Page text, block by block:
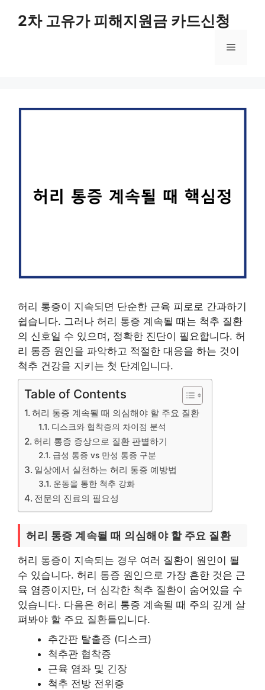
2차 고유가 피해지원금 카드신청
메
허리 통증이 지속되면 단순한 근육 피로로 간과하기
쉽습니다. 그러나 허리 통증 계속될 때는 척추 질환
의 신호일 수 있으며, 정확한 진단이 필요합니다. 허
리 통증 원인을 파악하고 적절한 대응을 하는 것이
척추 건강을 지키는 첫 단계입니다.
Table of Contents
허리 통증 계속될 때 의심해야 할 주요 질환
디스크와 협착증의 차이점 분석
허리 통증 증상으로 질환 판별하기
급성 통증 vs 만성 통증 구분
일상에서 실천하는 허리 통증 예방법
운동을 통한 척추 강화
전문의 진료의 필요성
허리 통증 계속될 때 의심해야 할 주요 질환
허리 통증이 지속되는 경우 여러 질환이 원인이 될
수 있습니다. 허리 통증 원인으로 가장 흔한 것은 근
육 염증이지만, 더 심각한 척추 질환이 숨어있을 수
있습니다. 다음은 허리 통증 계속될 때 주의 깊게 살
펴봐야 할 주요 질환들입니다.
추간판 탈출증 (디스크)
척추관 협착증
근육 염좌 및 긴장
척추 전방 전위증